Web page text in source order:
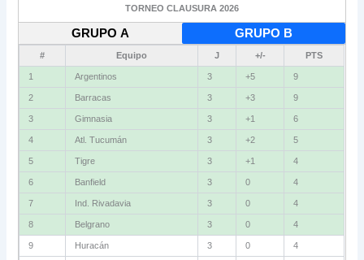
TORNEO CLAUSURA 2026
GRUPO A GRUPO B
# Equipo J +/- PTS
1 Argentinos 3 +5 9
2 Barracas 3 +3 9
3 Gimnasia 3 +1 6
4 Atl. Tucumán 3 +2 5
5 Tigre 3 +1 4
6 Banfield 3 0 4
7 Ind. Rivadavia 3 0 4
8 Belgrano 3 0 4
9 Huracán 3 0 4